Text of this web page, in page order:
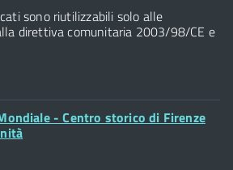
sono riutilizzabili solo alle
direttiva comunitaria 2003/98/CE e
- Centro storico di Firenze